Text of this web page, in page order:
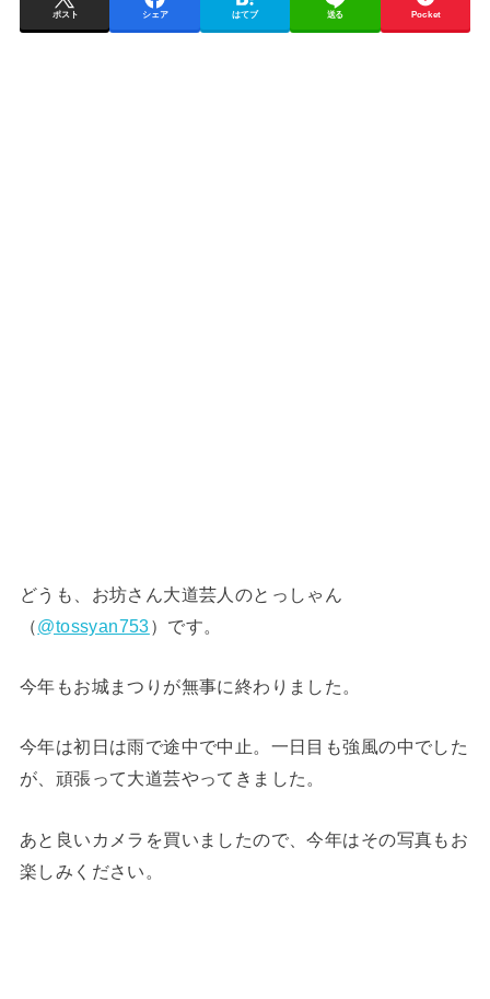
ポスト シェア はてブ 送る Pocket
どうも、お坊さん大道芸人のとっしゃん
（@tossyan753）です。
今年もお城まつりが無事に終わりました。
今年は初日は雨で途中で中止。一日目も強風の中でした
が、頑張って大道芸やってきました。
あと良いカメラを買いましたので、今年はその写真もお
楽しみください。